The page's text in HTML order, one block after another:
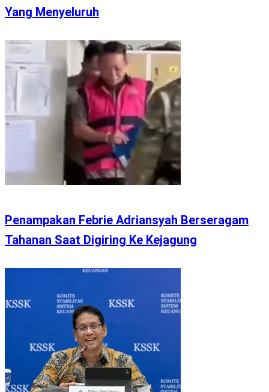
Yang Menyeluruh
Penampakan Febrie Adriansyah Berseragam
Tahanan Saat Digiring Ke Kejagung